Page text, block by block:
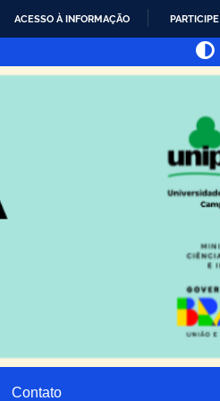
ACESSO À INFORMAÇÃO PARTICIPE
Contato